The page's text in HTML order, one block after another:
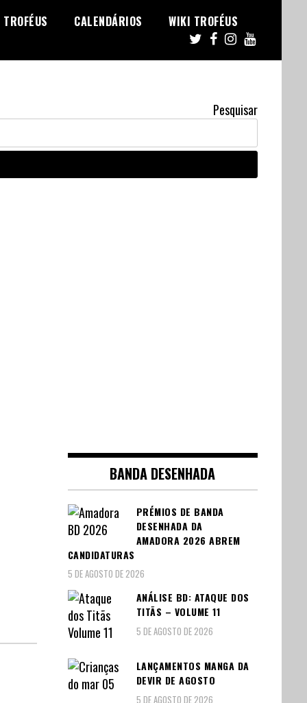
TROFÉUS CALENDÁRIOS WIKI TROFÉUS
Pesquisar
BANDA DESENHADA
PRÉMIOS DE BANDA
DESENHADA DA
AMADORA 2026 ABREM
CANDIDATURAS
5 DE AGOSTO DE 2026
ANÁLISE BD: ATAQUE DOS
TITÃS – VOLUME 11
5 DE AGOSTO DE 2026
LANÇAMENTOS MANGA DA
DEVIR DE AGOSTO
5 DE AGOSTO DE 2026